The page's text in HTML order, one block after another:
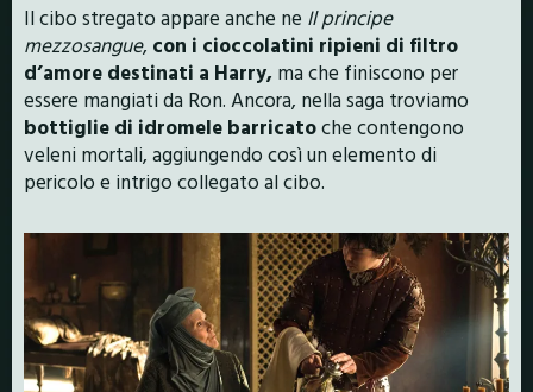
Il cibo stregato appare anche ne Il principe
mezzosangue, con i cioccolatini ripieni di filtro
d’amore destinati a Harry, ma che finiscono per
essere mangiati da Ron. Ancora, nella saga troviamo
bottiglie di idromele barricatoche contengono
veleni mortali, aggiungendo così un elemento di
pericolo e intrigo collegato al cibo.